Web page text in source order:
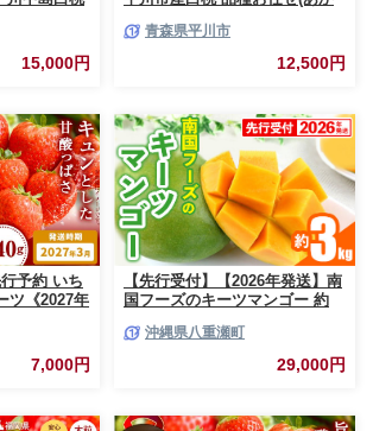
15,000円
8玉)【今井農園】[hi-0064-003]
青森県平川市
12,500円
予約 いち
ツ《2027年
手町【配
7,000円
【先行受付】【2026年発送】南
国フーズのキーツマンゴー 約
南国フルーツ 旬の味覚 沖縄県
産 国産マンゴー 希少種 オスス
沖縄県八重瀬町
29,000円